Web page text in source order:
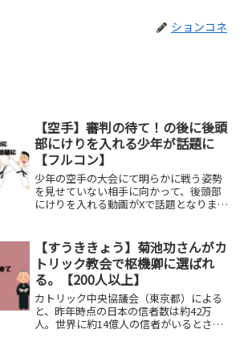
ションコネ
【空手】審判の待て！の後に後頭
部にけりを入れる少年が話題に
【フルコン】
少年の空手の大会にて明らかに戦う姿勢
を見せていない相手に向かって、後頭部
にけりを入れる動画がXで話題となりまし
していたのが印象的でした。話題のX世間
の声試合中に相手に...
【すうききょう】菊池功さんがカ
トリック教会で枢機卿に選ばれ
る。【200人以上】
カトリック中央協議会（東京都）による
と、昨年時点の日本の信者数は約42万
人。世界に約14億人の信者がいるとされ